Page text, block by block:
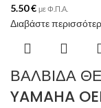
5.50€ με Φ.Π.Α.
Διαβάστε
ΒΑΛΒΙΔΑ
YAMAHA